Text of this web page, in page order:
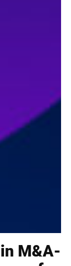
M&A-